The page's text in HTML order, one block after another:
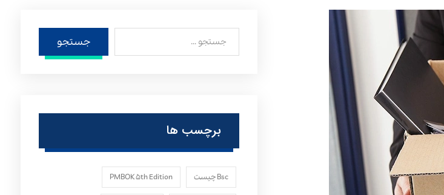
جستجو
برچسب ها
Bsc چیست PMBOK ۵th Edition